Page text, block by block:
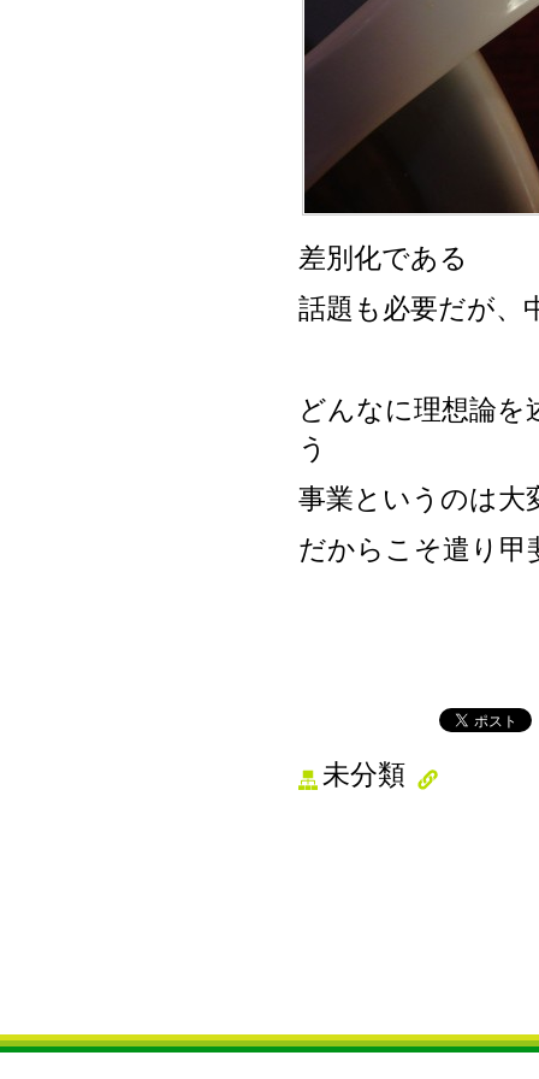
差別化である
話題も必要だが、
どんなに理想論を
う
事業というのは大
だからこそ遣り甲
未分類